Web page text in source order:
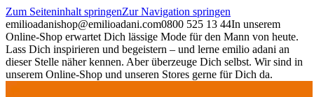
Zum Seiteninhalt springenZur Navigation springen
emilioadanishop@emilioadani.com0800 525 13 44In unserem
Online-Shop erwartet Dich lässige Mode für den Mann von heute.
Lass Dich inspirieren und begeistern – und lerne emilio adani an
dieser Stelle näher kennen. Aber überzeuge Dich selbst. Wir sind in
unserem Online-Shop und unseren Stores gerne für Dich da.